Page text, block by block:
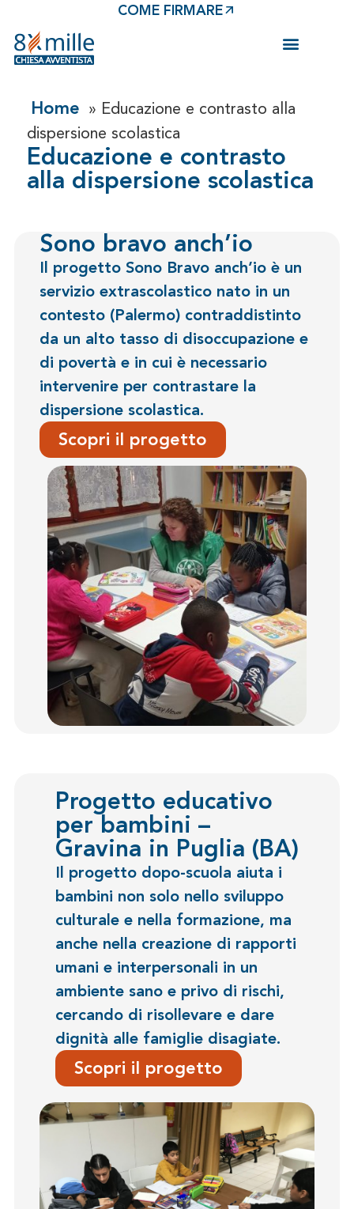
Salta al
contenuto
COME FIRMARE
Home » Educazione e contrasto alla
dispersione scolastica
Educazione e contrasto
alla dispersione scolastica
Sono bravo anch’io
Il progetto Sono Bravo anch’io è un
servizio extrascolastico nato in un
contesto (Palermo) contraddistinto
da un alto tasso di disoccupazione e
di povertà e in cui è necessario
intervenire per contrastare la
dispersione scolastica.
Scopri il progetto
Progetto educativo
per bambini –
Gravina in Puglia (BA)
Il progetto dopo-scuola aiuta i
bambini non solo nello sviluppo
culturale e nella formazione, ma
anche nella creazione di rapporti
umani e interpersonali in un
ambiente sano e privo di rischi,
cercando di risollevare e dare
dignità alle famiglie disagiate.
Scopri il progetto